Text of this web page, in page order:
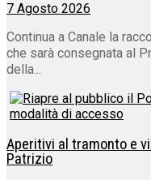
7 Agosto 2026
Continua a Canale la
che sarà consegnata al
della...
Aperitivi al tramonto e
Patrizio